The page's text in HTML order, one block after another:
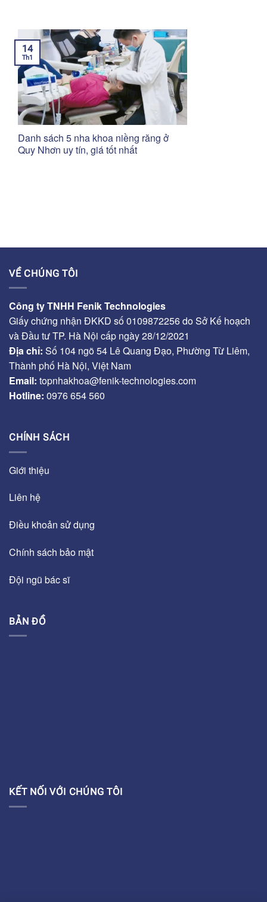
Danh sách 5 nha khoa niềng răng ở
Quy Nhơn uy tín, giá tốt nhất
14
Th1
VỀ CHÚNG TÔI
Công ty TNHH Fenik Technologies
Giấy chứng nhận ĐKKD số 0109872256 do Sở Kế hoạch
và Đầu tư TP. Hà Nội cấp ngày 28/12/2021
Địa chỉ: Số 104 ngõ 54 Lê Quang Đạo, Phường Từ Liêm,
Thành phố Hà Nội, Việt Nam
Email: topnhakhoa@fenik-technologies.com
Hotline: 0976 654 560
CHÍNH SÁCH
Giới thiệu
Liên hệ
Điều khoản sử dụng
Chính sách bảo mật
Đội ngũ bác sĩ
BẢN ĐỒ
KẾT NỐI VỚI CHÚNG TÔI